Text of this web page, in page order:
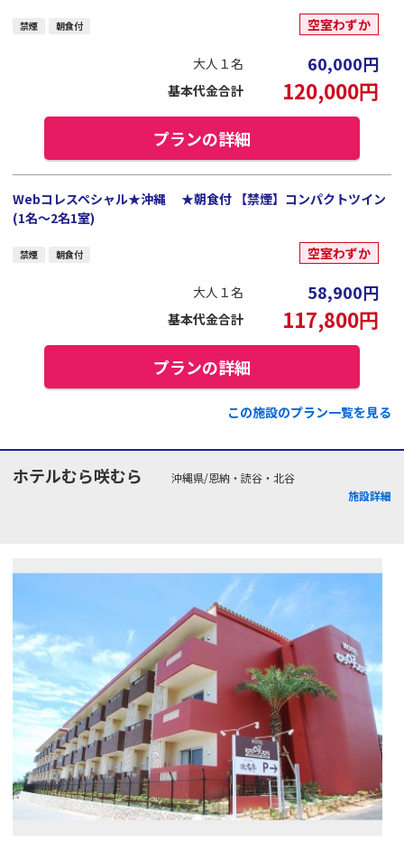
禁煙 朝食付 空室わずか
大人１名 60,000円
基本代金合計 120,000円
プランの詳細
Webコレスペシャル★沖縄 ★朝食付 【禁煙】コンパクトツイン
(1名～2名1室)
禁煙 朝食付 空室わずか
大人１名 58,900円
基本代金合計 117,800円
プランの詳細
この施設のプラン一覧を見る
ホテルむら咲むら
沖縄県/恩納・読谷・北谷
施設詳細